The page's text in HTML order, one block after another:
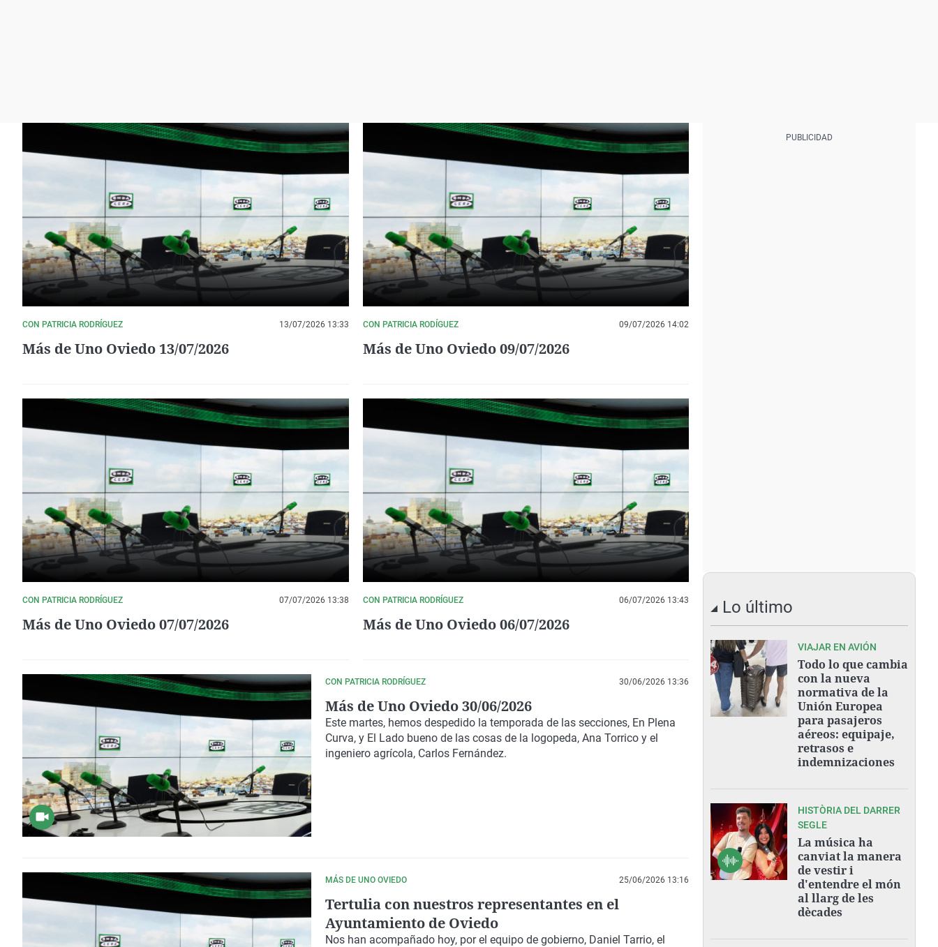
CON PATRICIA RODRÍGUEZ 13/07/2026 13:33
Más de Uno Oviedo 13/07/2026
CON PATRICIA RODÍGUEZ 09/07/2026 14:02
Más de Uno Oviedo 09/07/2026
CON PATRICIA RODRÍGUEZ 07/07/2026 13:38
Más de Uno Oviedo 07/07/2026
CON PATRICIA RODRÍGUEZ 06/07/2026 13:43
Más de Uno Oviedo 06/07/2026
CON PATRICIA RODRÍGUEZ 30/06/2026 13:36
Más de Uno Oviedo 30/06/2026
Este martes, hemos despedido la temporada de las secciones, En Plena
Curva, y El Lado bueno de las cosas de la logopeda, Ana Torrico y el
ingeniero agrícola, Carlos Fernández.
MÁS DE UNO OVIEDO 25/06/2026 13:16
Tertulia con nuestros representantes en el
Ayuntamiento de Oviedo
Nos han acompañado hoy, por el equipo de gobierno, Daniel Tarrio, el
Lo último
VIAJAR EN AVIÓN
Todo lo que cambia
con la nueva
normativa de la
Unión Europea
para pasajeros
aéreos: equipaje,
retrasos e
indemnizaciones
HISTÒRIA DEL DARRER
SEGLE
La música ha
canviat la manera
de vestir i
d'entendre el món
al llarg de les
dècades